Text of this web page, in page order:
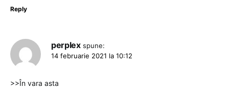
Reply
perplex spune:
14 februarie 2021 la 10:12
>>În vara asta